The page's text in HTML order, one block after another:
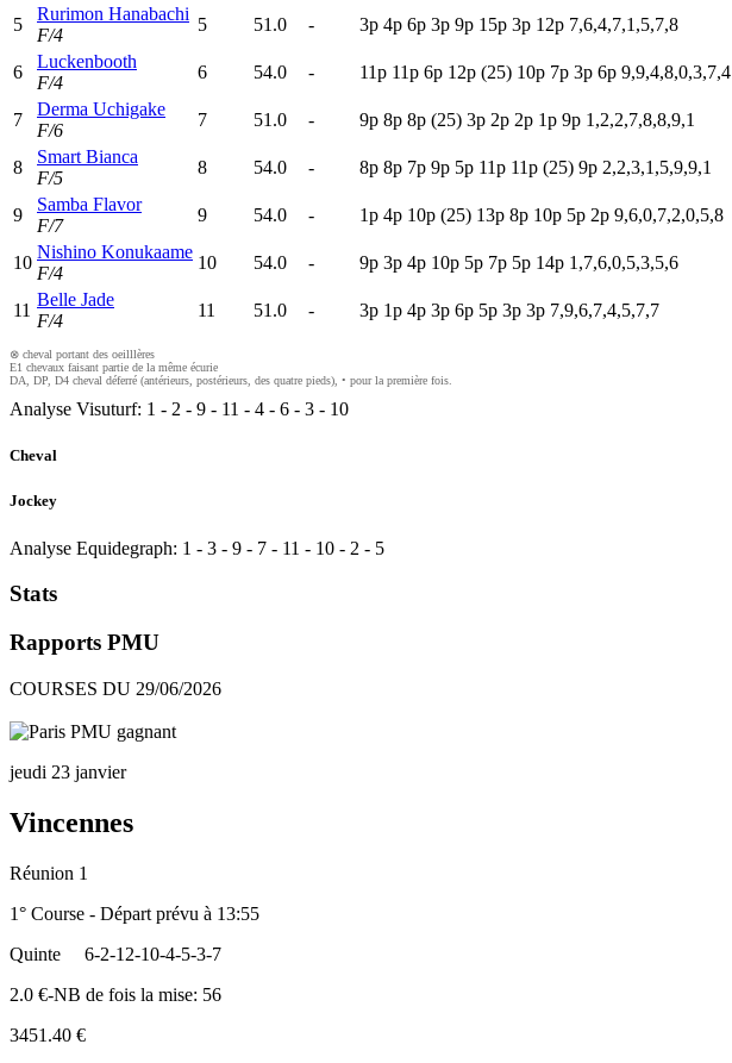
5
Rurimon Hanabachi
F/4
5 51.0 - 3p 4p 6p 3p 9p 15p 3p 12p 7,6,4,7,1,5,7,8
6
Luckenbooth
F/4
6 54.0 - 11p 11p 6p 12p (25) 10p 7p 3p 6p 9,9,4,8,0,3,7,4
7
Derma Uchigake
F/6
7 51.0 - 9p 8p 8p (25) 3p 2p 2p 1p 9p 1,2,2,7,8,8,9,1
8
Smart Bianca
F/5
8 54.0 - 8p 8p 7p 9p 5p 11p 11p (25) 9p 2,2,3,1,5,9,9,1
9
Samba Flavor
F/7
9 54.0 - 1p 4p 10p (25) 13p 8p 10p 5p 2p 9,6,0,7,2,0,5,8
10
Nishino Konukaame
F/4
10 54.0 - 9p 3p 4p 10p 5p 7p 5p 14p 1,7,6,0,5,3,5,6
11
Belle Jade
F/4
11 51.0 - 3p 1p 4p 3p 6p 5p 3p 3p 7,9,6,7,4,5,7,7
⊗ cheval portant des oeilllères
E1 chevaux faisant partie de la même écurie
DA, DP, D4 cheval déferré (antérieurs, postérieurs, des quatre pieds), • pour la première fois.
Analyse Visuturf: 1 - 2 - 9 - 11 - 4 - 6 - 3 - 10
Cheval
Jockey
Analyse Equidegraph: 1 - 3 - 9 - 7 - 11 - 10 - 2 - 5
Stats
Rapports PMU
COURSES DU 29/06/2026
jeudi 23 janvier
Vincennes
Réunion 1
1° Course - Départ prévu à 13:55
Quinte
6-2-12-10-4-5-3-7
2.0 €-NB de fois la mise: 56
3451.40 €